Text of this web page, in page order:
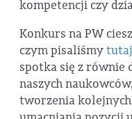
kompetencji czy
Konkurs na PW
czym pisaliśmytutaj
spotka się z równie
naszych
tworzenia